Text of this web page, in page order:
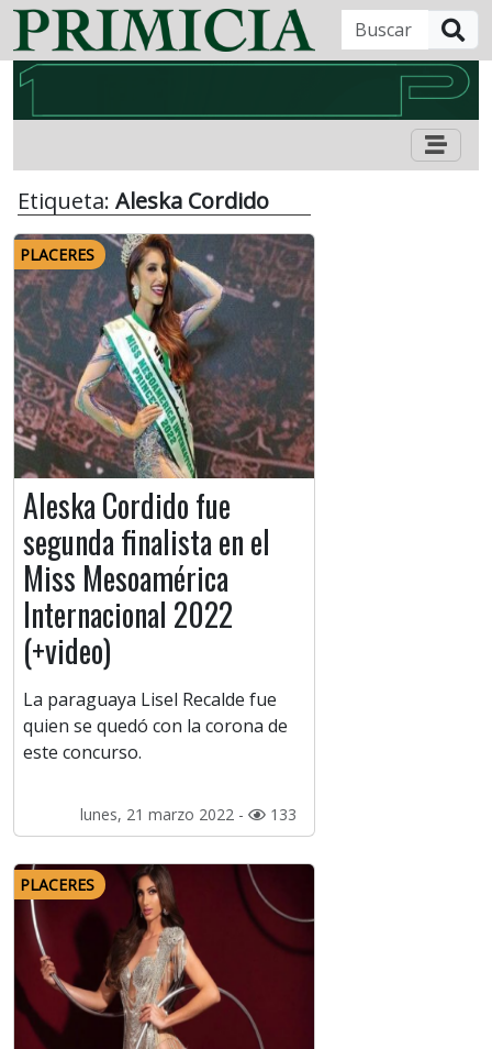
Etiqueta: Aleska Cordido
PLACERES
Aleska Cordido fue
segunda finalista en el
Miss Mesoamérica
Internacional 2022
(+video)
La paraguaya Lisel Recalde fue
quien se quedó con la corona de
este concurso.
lunes, 21 marzo 2022 - 133
PLACERES